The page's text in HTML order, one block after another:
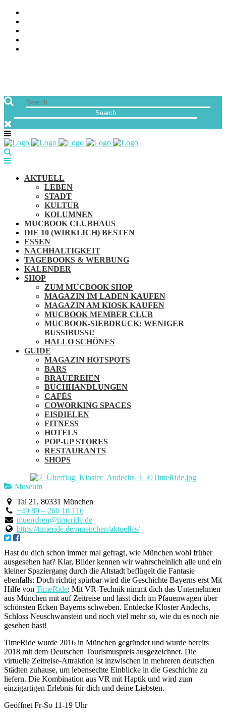
AKTUELL
LEBEN
STADT
KULTUR
KOLUMNEN
MUCBOOK CLUBHAUS
DIE 10 (WIRKLICH) BESTEN
ESSEN
NACHHALTIGKEIT
TAGEBOOKS & WERBUNG
KALENDER
SHOP
ZUM MUCBOOK SHOP
MAGAZIN IM LADEN KAUFEN
MAGAZIN AM KIOSK KAUFEN
MUCBOOK MEMBER CLUB
MUCBOOK-SIEBDRUCK: WENIGER
BUSSIBUSSI!
HALLO SCHÖNES
GUIDE
MAGAZIN HOTSPOTS
BARS
BRAUEREIEN
BUCHHANDLUNGEN
CAFÉS
COWORKING SPACES
EISDIELEN
FITNESS
HOTELS
POP-UP STORES
RESTAURANTS
SHOPS
Museum
Tal 21, 80331 München
+49 89 – 260 10 116
muenchen@timeride.de
https://timeride.de/muenchen/aktuelles/
Hast du dich schon immer mal gefragt, wie München wohl früher
ausgesehen hat? Klar, Bilder kennen wir wahrscheinlich alle und ein
kleiner Spaziergang durch die Altstadt beflügelt die Fantasie
ebenfalls: Doch richtig spürbar wird die Geschichte Bayerns erst Mit
Hilfe von TimeRide: Mit VR-Technik nimmt dich das Unternehmen
aus München mit auf Zeitreise und lässt dich im Pfauenwagen über
schönsten Ecken Bayerns schweben. Entdecke Kloster Andechs,
Schloss Neuschwanstein und noch viel mehr so, wie du es noch nie
gesehen hast!
TimeRide wurde 2016 in München gegründet und wurde bereits
2018 mit dem Deutschen Tourismuspreis ausgezeichnet. Die
virtuelle Zeitreise-Attraktion ist inzwischen in mehreren deutschen
Städten zuhause, um lebensechte Einblicke in die Geschichte zu
liefern. Die Kombination aus VR mit Haptik und wird zum
einzigartigen Erlebnis für dich und deine Liebsten.
Geöffnet Fr-So 11-19 Uhr